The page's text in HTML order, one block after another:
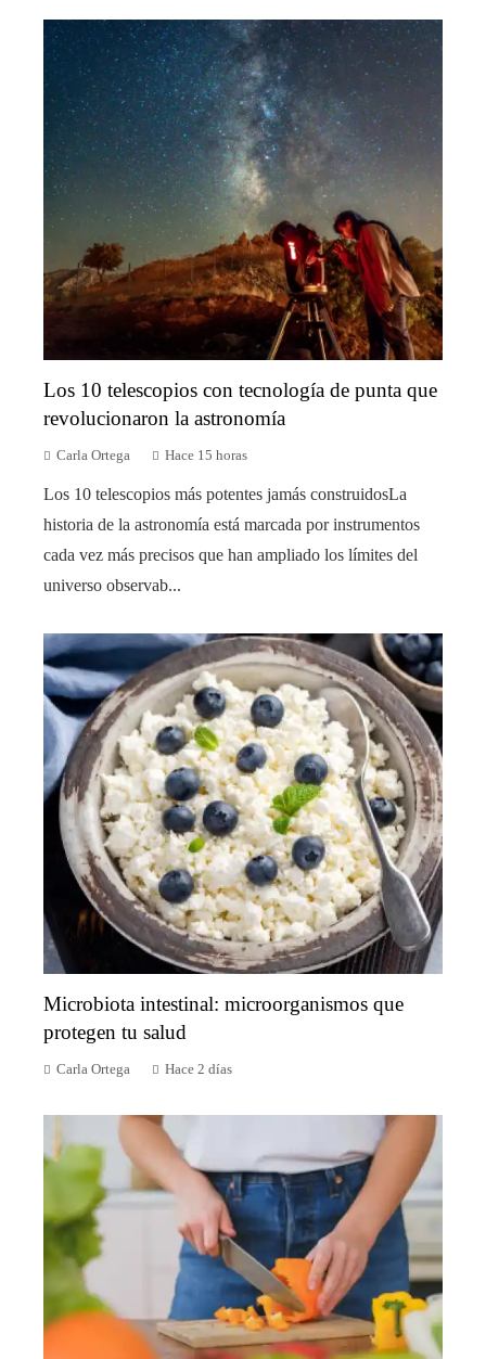
Los 10 telescopios con tecnología de punta que
revolucionaron la astronomía
Carla Ortega Hace 15 horas
Los 10 telescopios más potentes jamás construidosLa
historia de la astronomía está marcada por instrumentos
cada vez más precisos que han ampliado los límites del
universo observab...
Microbiota intestinal: microorganismos que
protegen tu salud
Carla Ortega Hace 2 días